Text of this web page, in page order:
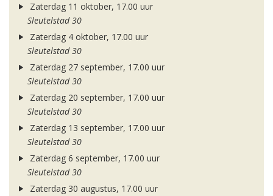
Zaterdag 11 oktober, 17.00 uur
Sleutelstad 30
Zaterdag 4 oktober, 17.00 uur
Sleutelstad 30
Zaterdag 27 september, 17.00 uur
Sleutelstad 30
Zaterdag 20 september, 17.00 uur
Sleutelstad 30
Zaterdag 13 september, 17.00 uur
Sleutelstad 30
Zaterdag 6 september, 17.00 uur
Sleutelstad 30
Zaterdag 30 augustus, 17.00 uur